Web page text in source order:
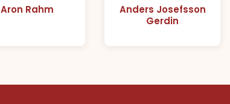
Aron Rahm
Anders Josefsson
Gerdin